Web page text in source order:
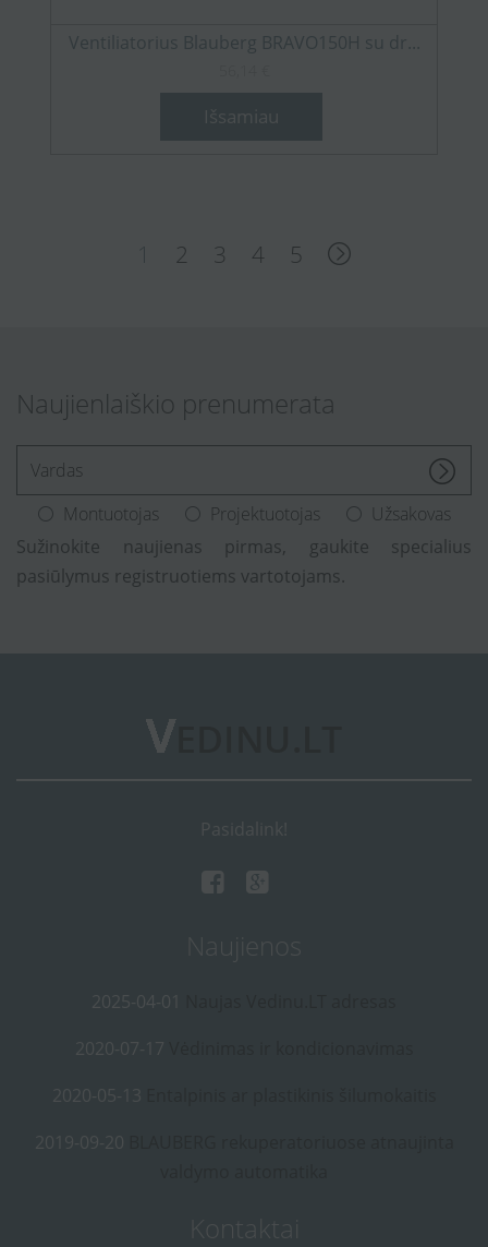
Ventiliatorius Blauberg BRAVO150H su dr...
Išsamiau
1 2 3 4 5
Naujienlaiškio prenumerata
Montuotojas Projektuotojas
Užsakovas
Sužinokite naujienas pirmas, gaukite specialius
pasiūlymus registruotiems vartotojams.
Pasidalink!
Naujienos
2025-04-01
2020-07-17
2020-05-13
2019-09-20
Kontaktai